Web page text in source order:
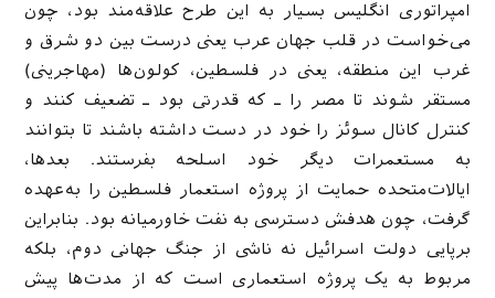
امپراتوری انگلیس بسیار به این طرح علاقه‌مند بود، چون
می‌خواست در قلب جهان عرب یعنی درست بین دو شرق و
غرب این منطقه، یعنی در فلسطین، کولون‌ها (مهاجرینی)
مستقر شوند تا مصر را ـ که قدرتی بود ـ تضعیف کنند و
کنترل کانال سوئز را خود در دست داشته باشند تا بتوانند
به مستعمرات دیگر خود اسلحه بفرستند. بعدها،
ایالات‌متحده حمایت از پروژه استعمار فلسطین را به‌عهده
گرفت، چون هدفش دسترسی به نفت خاورمیانه بود. بنابراین
برپایی دولت اسرائیل نه ناشی از جنگ جهانی دوم، بلکه
مربوط به یک پروژه استعماری است که از مدت‌ها پیش